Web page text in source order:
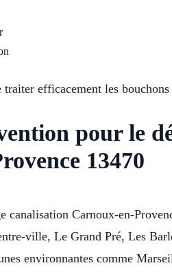
efficacement les
pour le
13470
canalisation Carnoux-en-
ville, Le Grand Pré, Les
environnantes comme